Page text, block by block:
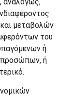
μεταβολών
του
ή
προσώπων, ή